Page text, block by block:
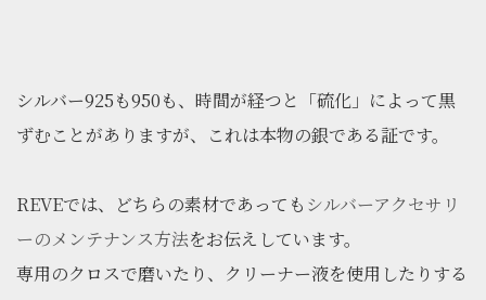
シルバー925も950も、時間が経つと「硫化」によって黒
ずむことがありますが、これは本物の銀である証です。
REVEでは、どちらの素材であっても シルバーアクセサリ
ーのメンテナンス方法をお伝えしています。
専用のクロスで磨いたり、クリーナー液を使用したりする